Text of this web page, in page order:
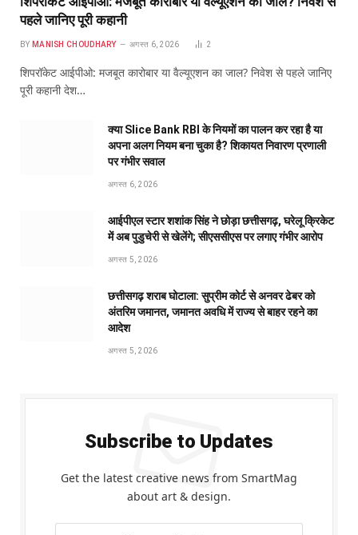
पहले जानिए पूरी कहानी
BY MANISH CHOUDHARY अगस्त 6, 2026 2
शिपरॉकेट आईपीओ: मजबूत कारोबार या वैल्यूएशन का जाल? निवेश से पहले जानिए
पूरी कहानी देश…
क्या Slice Bank RBI के नियमों का पालन कर रहा है या
अपना अलग नियम बना चुका है? शिकायत निवारण प्रणाली
पर गंभीर सवाल
अगस्त 6, 2026
आईपीएल स्टार शशांक सिंह ने छोड़ा छत्तीसगढ़, घरेलू क्रिकेट
में अब पुडुचेरी से खेलेंगे; सीएससीएस पर लगाए गंभीर आरोप
अगस्त 5, 2026
छत्तीसगढ़ शराब घोटाला: सुप्रीम कोर्ट से अनवर ढेबर को
अंतरिम जमानत, जमानत अवधि में राज्य से बाहर रहने का
आदेश
अगस्त 5, 2026
Subscribe to Updates
Get the latest creative news from SmartMag
about art & design.